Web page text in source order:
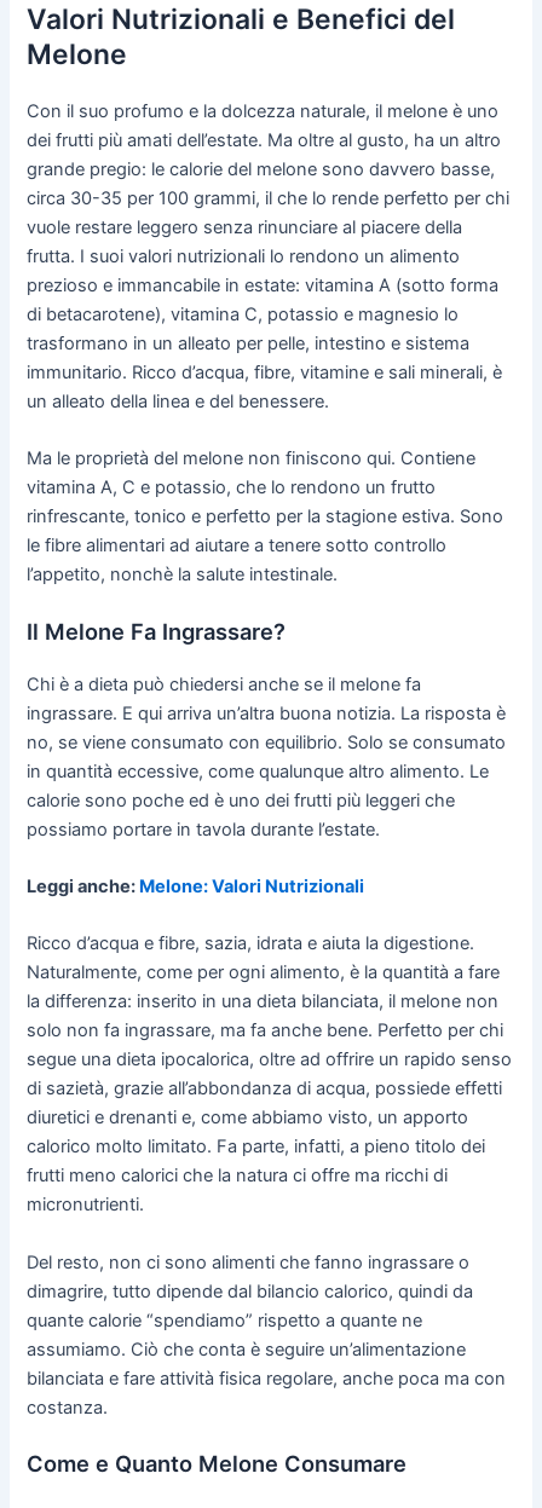
Valori Nutrizionali e Benefici del
Melone
Con il suo profumo e la dolcezza naturale, il melone è uno
dei frutti più amati dell’estate. Ma oltre al gusto, ha un altro
grande pregio: le calorie del melone sono davvero basse,
circa 30-35 per 100 grammi, il che lo rende perfetto per chi
vuole restare leggero senza rinunciare al piacere della
frutta. I suoi valori nutrizionali lo rendono un alimento
prezioso e immancabile in estate: vitamina A (sotto forma
di betacarotene), vitamina C, potassio e magnesio lo
trasformano in un alleato per pelle, intestino e sistema
immunitario. Ricco d’acqua, fibre, vitamine e sali minerali, è
un alleato della linea e del benessere.
Ma le proprietà del melone non finiscono qui. Contiene
vitamina A, C e potassio, che lo rendono un frutto
rinfrescante, tonico e perfetto per la stagione estiva. Sono
le fibre alimentari ad aiutare a tenere sotto controllo
l’appetito, nonchè la salute intestinale.
Il Melone Fa Ingrassare?
Chi è a dieta può chiedersi anche se il melone fa
ingrassare. E qui arriva un’altra buona notizia. La risposta è
no, se viene consumato con equilibrio. Solo se consumato
in quantità eccessive, come qualunque altro alimento. Le
calorie sono poche ed è uno dei frutti più leggeri che
possiamo portare in tavola durante l’estate.
Leggi anche: Melone: Valori Nutrizionali
Ricco d’acqua e fibre, sazia, idrata e aiuta la digestione.
Naturalmente, come per ogni alimento, è la quantità a fare
la differenza: inserito in una dieta bilanciata, il melone non
solo non fa ingrassare, ma fa anche bene. Perfetto per chi
segue una dieta ipocalorica, oltre ad offrire un rapido senso
di sazietà, grazie all’abbondanza di acqua, possiede effetti
diuretici e drenanti e, come abbiamo visto, un apporto
calorico molto limitato. Fa parte, infatti, a pieno titolo dei
frutti meno calorici che la natura ci offre ma ricchi di
micronutrienti.
Del resto, non ci sono alimenti che fanno ingrassare o
dimagrire, tutto dipende dal bilancio calorico, quindi da
quante calorie “spendiamo” rispetto a quante ne
assumiamo. Ciò che conta è seguire un’alimentazione
bilanciata e fare attività fisica regolare, anche poca ma con
costanza.
Come e Quanto Melone Consumare